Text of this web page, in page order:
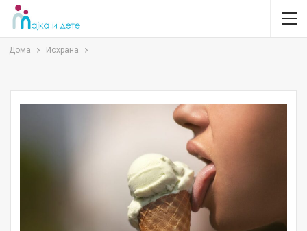
Дома Исхрана